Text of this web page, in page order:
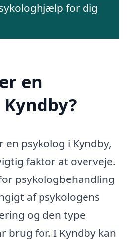
for dig
en
en psykolog i Kyndby,
faktor at overveje.
psykologbehandling
af psykologens
og den type
brug for. I Kyndby kan